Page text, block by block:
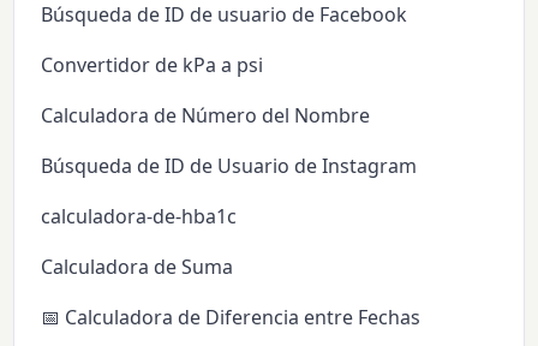
Búsqueda de ID de usuario de Facebook
Convertidor de kPa a psi
Calculadora de Número del Nombre
Búsqueda de ID de Usuario de Instagram
calculadora-de-hba1c
Calculadora de Suma
📅 Calculadora de Diferencia entre Fechas